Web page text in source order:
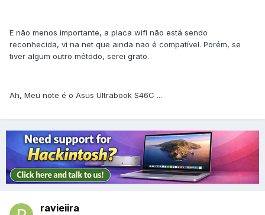
E não menos importante, a placa wifi não está sendo
reconhecida, vi na net que ainda nao é compatível. Porém, se
tiver algum outro método, serei grato.
Ah, Meu note é o Asus Ultrabook S46C ...
ravieiira